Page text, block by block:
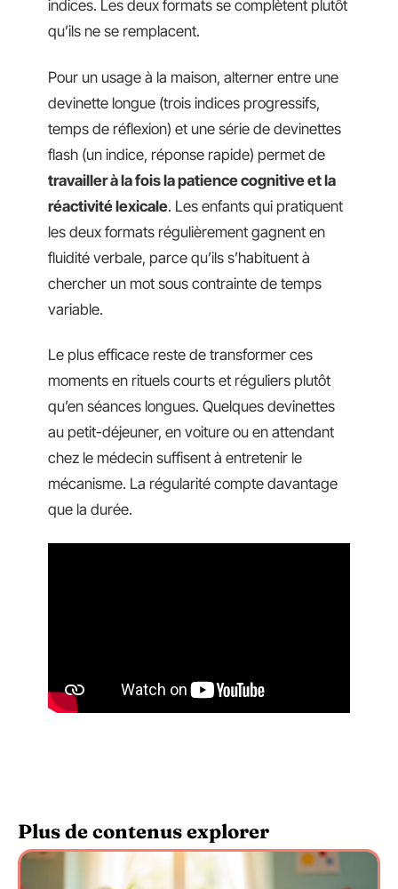
indices. Les deux formats se complètent plutôt
qu’ils ne se remplacent.
Pour un usage à la maison, alterner entre une
devinette longue (trois indices progressifs,
temps de réflexion) et une série de devinettes
flash (un indice, réponse rapide) permet de
travailler à la fois la patience cognitive et la
réactivité lexicale. Les enfants qui pratiquent
les deux formats régulièrement gagnent en
fluidité verbale, parce qu’ils s’habituent à
chercher un mot sous contrainte de temps
variable.
Le plus efficace reste de transformer ces
moments en rituels courts et réguliers plutôt
qu’en séances longues. Quelques devinettes
au petit-déjeuner, en voiture ou en attendant
chez le médecin suffisent à entretenir le
mécanisme. La régularité compte davantage
que la durée.
Plus de contenus explorer